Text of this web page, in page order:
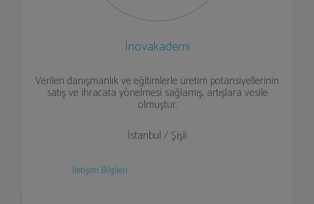
İnovakademi
Verilen danışmanlık ve eğitimlerle üretim potansiyellerinin
satış ve ihracata yönelmesi sağlamış, artışlara vesile
olmuştur.
İstanbul / Şişli
İletişim Bilgileri